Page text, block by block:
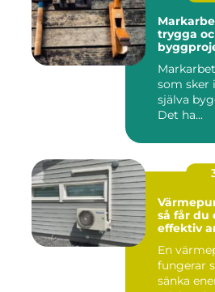
trygga
som sker
själva
Det ha...
så får du
effektiv
En
fungerar
sänka